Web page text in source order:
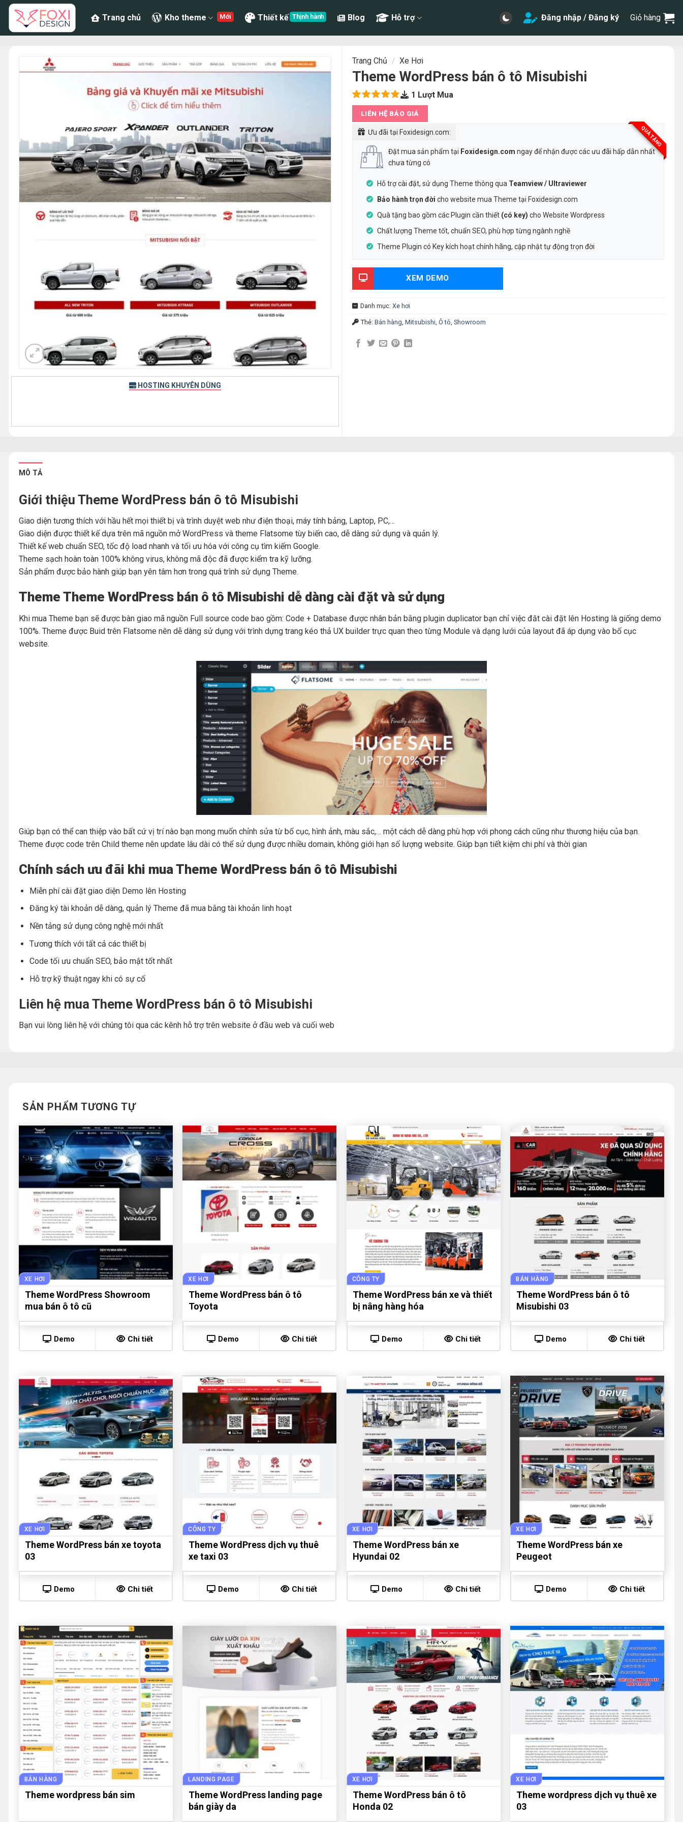
Chuyển
nội
Trang chủ Kho theme Thiết kế Blog Hỗ trợ Đăng nhập / Đăng ký Giỏ hàng
HOSTING KHUYÊN DÙNG
Trang Chủ / Xe Hơi
Theme WordPress bán ô tô Misubishi
5.00trên
5 dựa
trên
1
đánh
giá
1 Lượt Mua
LIÊN HỆ BÁO GIÁ
QUÀ TẶNG
Ưu đãi tại Foxidesign.com:
Đặt mua sản phẩm tại Foxidesign.com ngay để nhận được các ưu đãi hấp dẫn nhất
chưa từng có
Hỗ trợ cài đặt, sử dụng Theme thông qua Teamview / Ultraviewer
Bảo hành trọn đời cho website mua Theme tại Foxidesign.com
Quà tặng bao gồm các Plugin cần thiết (có key) cho Website Wordpress
Chất lượng Theme tốt, chuẩn SEO, phù hợp từng ngành nghề
Theme Plugin có Key kích hoạt chính hãng, cập nhật tự động trọn đời
XEM DEMO
Danh mục: Xe hơi
Thẻ: Bán hàng, Mitsubishi, Ô tô, Showroom
MÔ TẢ
Giới thiệu Theme WordPress bán ô tô Misubishi
Giao diện tương thích với hầu hết mọi thiết bị và trình duyệt web như điện thoại, máy tính bảng, Laptop, PC,…
Giao diện được thiết kế dựa trên mã nguồn mở WordPress và theme Flatsome tùy biến cao, dễ dàng sử dụng và quản lý.
Thiết kế web chuẩn SEO, tốc độ load nhanh và tối ưu hóa với công cụ tìm kiếm Google.
Theme sạch hoàn toàn 100% không virus, không mã độc đã được kiểm tra kỹ lưỡng.
Sản phẩm được bảo hành giúp bạn yên tâm hơn trong quá trình sử dụng Theme.
Theme Theme WordPress bán ô tô Misubishi dễ dàng cài đặt và sử dụng
Khi mua Theme bạn sẽ được bàn giao mã nguồn Full source code bao gồm: Code + Database được nhân bản bằng plugin duplicator bạn chỉ việc đăt cài đặt lên Hosting là giống demo
100%. Theme được Buid trên Flatsome nên dễ dàng sử dụng với trình dựng trang kéo thả UX builder trực quan theo từng Module và dạng lưới của layout đã áp dụng vào bố cục
website.
Giúp bạn có thể can thiệp vào bất cứ vị trí nào bạn mong muốn chỉnh sửa từ bố cục, hình ảnh, màu sắc,… một cách dễ dàng phù hợp với phong cách cũng như thương hiệu của bạn.
Theme được code trên Child theme nên update lâu dài có thể sử dụng được nhiều domain, không giới hạn số lượng website. Giúp bạn tiết kiệm chi phí và thời gian
Chính sách ưu đãi khi mua Theme WordPress bán ô tô Misubishi
Miễn phí cài đặt giao diện Demo lên Hosting
Đăng ký tài khoản dễ dàng, quản lý Theme đã mua bằng tài khoản linh hoạt
Nền tảng sử dụng công nghệ mới nhất
Tương thích với tất cả các thiết bị
Code tối ưu chuẩn SEO, bảo mật tốt nhất
Hỗ trợ kỹ thuật ngay khi có sự cố
Liên hệ mua Theme WordPress bán ô tô Misubishi
Bạn vui lòng liên hệ với chúng tôi qua các kênh hỗ trợ trên website ở đầu web và cuối web
SẢN PHẨM TƯƠNG TỰ
XE HƠI
Theme WordPress Showroom
mua bán ô tô cũ
Demo Chi tiết
XE HƠI
Theme WordPress bán ô tô
Toyota
Demo Chi tiết
CÔNG TY
Theme WordPress bán xe và thiết
bị nâng hàng hóa
Demo Chi tiết
BÁN HÀNG
Theme WordPress bán ô tô
Misubishi 03
Demo Chi tiết
XE HƠI
Theme WordPress bán xe toyota
03
Demo Chi tiết
CÔNG TY
Theme WordPress dịch vụ thuê
xe taxi 03
Demo Chi tiết
XE HƠI
Theme WordPress bán xe
Hyundai 02
Demo Chi tiết
XE HƠI
Theme WordPress bán xe
Peugeot
Demo Chi tiết
BÁN HÀNG
Theme wordpress bán sim
LANDING PAGE
Theme WordPress landing page
bán giày da
XE HƠI
Theme WordPress bán ô tô
Honda 02
XE HƠI
Theme wordpress dịch vụ thuê xe
03